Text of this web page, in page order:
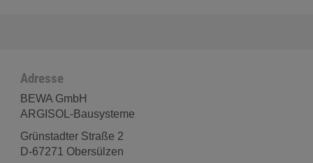
Adresse
BEWA GmbH
ARGISOL-Bausysteme
Grünstadter Straße 2
D-67271 Obersülzen